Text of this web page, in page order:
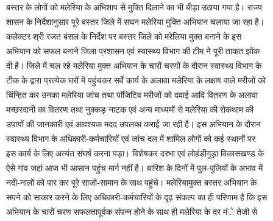
बस्तर के लोगों को मलेरिया के अभिशाप से मुक्ति दिलाने का भी बीड़ा उठाया गया है। राज्य
शासन के निर्देशानुसार पूरे बस्तर जिले में सघन मलेरिया मुक्ति अभियान चलाया जा रहा है।
कलेक्टर श्री रजत बंसल के निर्देश पर बस्तर जिले को मरेलिया मुक्त बनाने के इस
अभियान को सफल बनाने जिला प्रशासन एवं स्वास्थ्य विभाग की टीम ने पूरी ताकत झोंक
दी है। जिले में चल रहे मलेरिया मुक्त अभियान के चारों चरणों के दौरान स्वास्थ्य विभाग के
टीक के द्वारा प्रत्येक घरों में पहुंचकर सर्वे कार्य के अलावा मलेरिया के लक्षण वाले मरीजों को
चिंन्हित कर उनका मलेरिया जांच तथा पाॅजिटिव मरीजों को दवाई आदि वितरण के अलावा
मच्छरदानी का वितरण तथा नुक्कड़ नाटक एवं अन्य माध्यमों से मलेरिया की रोकथाम की
उपायों की जानकारी एवं आवश्यक मदद उपलब्ध कराई जा रही है। इस अभियान के दौरान
स्वास्थ्य विभाग के अधिकारी-कर्मचारियों एवं जांच दल में शामिल लोगों को कई स्थानों पर
इस कार्य के लिए अत्यंत संघर्ष करना पड़ा। विशेषकर दरभा एवं लोहंडीगुड़ा विकासखण्ड के
ऐसे गांव जहां आज भी आसान पहुंच मार्ग नहीं है। बारिश के दिनों में पुल-पुलियों के अभाव में
नदी-नालों को पार कर पूरे साजो-सामान के साथ पहुंचे। मलेरियामुक्त बस्तर अभियान के
सपने को साकार करने के लिए अधिकारी-कर्मचारियों के दृढ़ संकल्प का ही परिणाम है कि इस
अभियान के चारों चरण सफलतापूर्वक संपन्न होने के साथ ही मलेरिया के दर मंे तेजी से